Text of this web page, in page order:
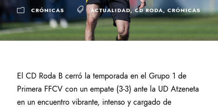
CRÓNICAS ACTUALIDAD, CD RODA, CRÓNICAS
El CD Roda B cerró la temporada en el Grupo 1 de
Primera FFCV con un empate (3-3) ante la UD Atzeneta
en un encuentro vibrante, intenso y cargado de